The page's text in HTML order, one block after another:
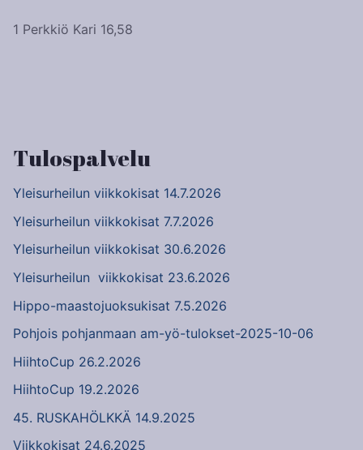
1 Perkkiö Kari 16,58
Tulospalvelu
Yleisurheilun viikkokisat 14.7.2026
Yleisurheilun viikkokisat 7.7.2026
Yleisurheilun viikkokisat 30.6.2026
Yleisurheilun viikkokisat 23.6.2026
Hippo-maastojuoksukisat 7.5.2026
Pohjois pohjanmaan am-yö-tulokset-2025-10-06
HiihtoCup 26.2.2026
HiihtoCup 19.2.2026
45. RUSKAHÖLKKÄ 14.9.2025
Viikkokisat 24.6.2025